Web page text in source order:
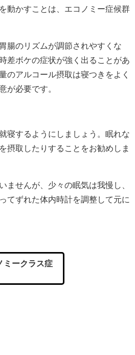
動かすことは、エコノミー症候群
腸のリズムが調節されやすくな
差ボケの症状が強く出ることがあ
のアルコール摂取は寝つきをよく
が必要です。
寝するようにしましょう。眠れな
摂取したりすることをお勧めしま
せんが、少々の眠気は我慢し、
てずれた体内時計を調整して元に
ークラス症